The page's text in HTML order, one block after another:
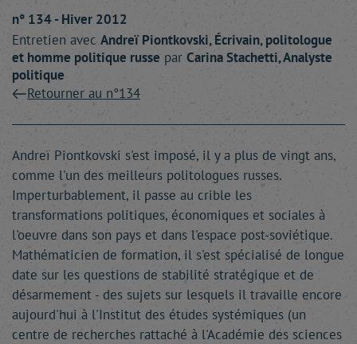
n° 134 - Hiver 2012
Entretien avec Andreï Piontkovski, Écrivain, politologue
et homme politique russe par CarinaStachetti, Analyste
politique
Retourner au n°134
Andreï Piontkovski s'est imposé, il y a plus de vingt ans,
comme l'un des meilleurs politologues russes.
Imperturbablement, il passe au crible les
transformations politiques, économiques et sociales à
l'oeuvre dans son pays et dans l'espace post-soviétique.
Mathématicien de formation, il s'est spécialisé de longue
date sur les questions de stabilité stratégique et de
désarmement - des sujets sur lesquels il travaille encore
aujourd'hui à l'Institut des études systémiques (un
centre de recherches rattaché à l'Académie des sciences